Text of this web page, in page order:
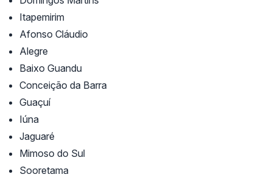
Itapemirim
Afonso Cláudio
Alegre
Baixo Guandu
Conceição da Barra
Guaçuí
Iúna
Jaguaré
Mimoso do Sul
Sooretama